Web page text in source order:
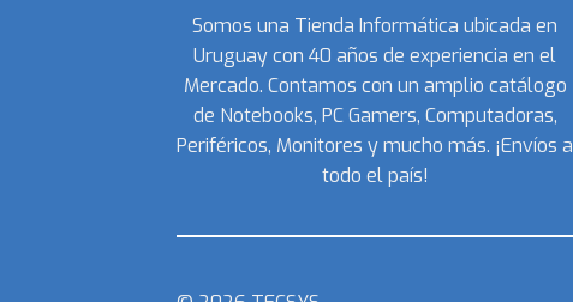
Somos una Tienda Informática ubicada en
Uruguay con 40 años de experiencia en el
Mercado. Contamos con un amplio catálogo
de Notebooks, PC Gamers, Computadoras,
Periféricos, Monitores y mucho más. ¡Envíos a
todo el país!